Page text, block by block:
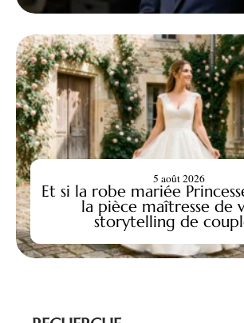
Et si la robe mariée
la pièce maîtresse de
storytelling de
5 août 2026